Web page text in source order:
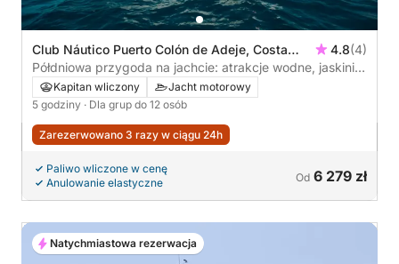
Club Náutico Puerto Colón de Adeje, Costa
Adeje, Hiszpania
4.8(4)
Półdniowa przygoda na jachcie: atrakcje wodne, jaskinie
morskie i ukryte plaże
Kapitan wliczony
Jacht motorowy
5 godziny · Dla grup do 12 osób
Zarezerwowano 3 razy w ciągu 24h
Paliwo wliczone w cenę
Anulowanie elastyczne
Od 6 279 zł
Natychmiastowa rezerwacja